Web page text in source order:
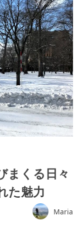
まくる日々
た魅力
Maria